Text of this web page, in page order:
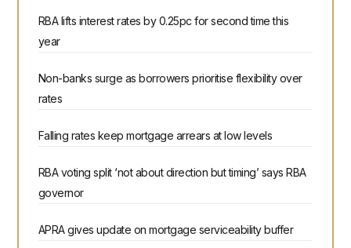
RBA lifts interest rates by 0.25pc for second time this
year
Non-banks surge as borrowers prioritise flexibility over
rates
Falling rates keep mortgage arrears at low levels
RBA voting split ‘not about direction but timing’ says RBA
governor
APRA gives update on mortgage serviceability buffer